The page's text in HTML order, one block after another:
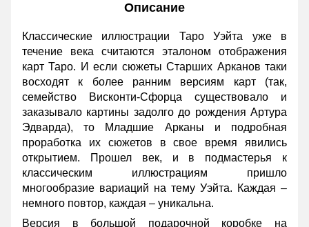
Описание
Классические иллюстрации Таро Уэйта уже в
течение века считаются эталоном отображения
карт Таро. И если сюжеты Старших Арканов таки
восходят к более ранним версиям карт (так,
семейство Висконти-Сфорца существовало и
заказывало картины задолго до рождения Артура
Эдварда), то Младшие Арканы и подробная
проработка их сюжетов в свое время явились
открытием. Прошел век, и в подмастерья к
классическим иллюстрациям пришло
многообразие вариаций на тему Уэйта. Каждая –
немного повтор, каждая – уникальна.
Версия в большой подарочной коробке на